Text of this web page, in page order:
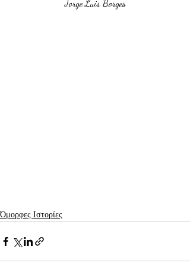
Jorge Luis Borges
Όμορφες Ιστορίες